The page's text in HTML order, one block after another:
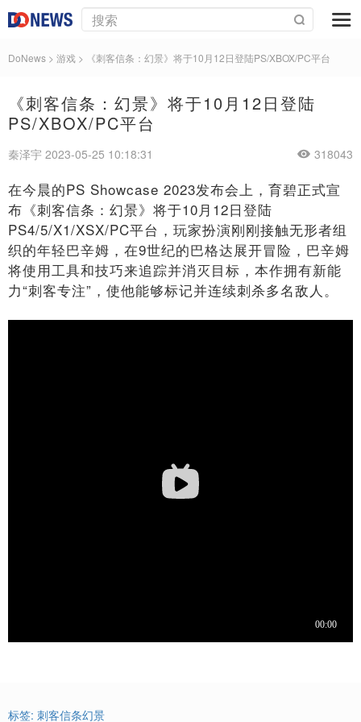
DoNews > 游戏 > 《刺客信条：幻景》将于10月12日登陆PS/XBOX/PC平台
《刺客信条：幻景》将于10月12日登陆
PS/XBOX/PC平台
秦泽宇 2023-05-25 10:18:31 318043
在今晨的PS Showcase 2023发布会上，育碧正式宣
布《刺客信条：幻景》将于10月12日登陆
PS4/5/X1/XSX/PC平台，玩家扮演刚刚接触无形者组
织的年轻巴辛姆，在9世纪的巴格达展开冒险，巴辛姆
将使用工具和技巧来追踪并消灭目标，本作拥有新能
力“刺客专注”，使他能够标记并连续刺杀多名敌人。
标签: 刺客信条幻景